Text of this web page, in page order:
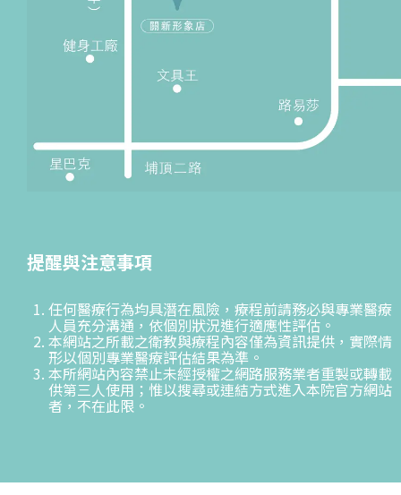
提醒與注意事項
任何醫療行為均具潛在風險，療程前請務必與專業醫療
人員充分溝通，依個別狀況進行適應性評估。
本網站之所載之衛教與療程內容僅為資訊提供，實際情
形以個別專業醫療評估結果為準。
本所網站內容禁止未經授權之網路服務業者重製或轉載
供第三人使用；惟以搜尋或連結方式進入本院官方網站
者，不在此限。